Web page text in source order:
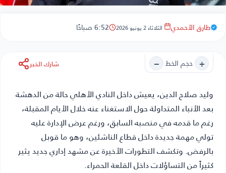
طارق الأحمدي الثلاثاء 2 يونيو 2026 6:52 صباحًا
+ حجم الخط − شارك الخبر
وليد صلاح الدين، يعيش داخل النادي الأهلي حالة من الدهشة
بعد الأنباء المتداولة حول الاستغناء عنه خلال الأيام المقبلة،
رغم ما قدمه في منصبه السابق، ورغم عرض الإدارة عليه
تولي مهمة جديدة داخل قطاع الناشئين، وهو ما قوبل
بالرفض. وتكشف التطورات الأخيرة عن مشهد إداري جديد يثير
كثيراً من التساؤلات داخل القلعة الحمراء.